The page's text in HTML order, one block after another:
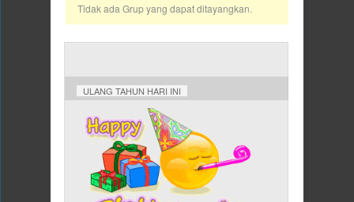
Tidak ada Grup yang dapat ditayangkan.
ULANG TAHUN HARI INI